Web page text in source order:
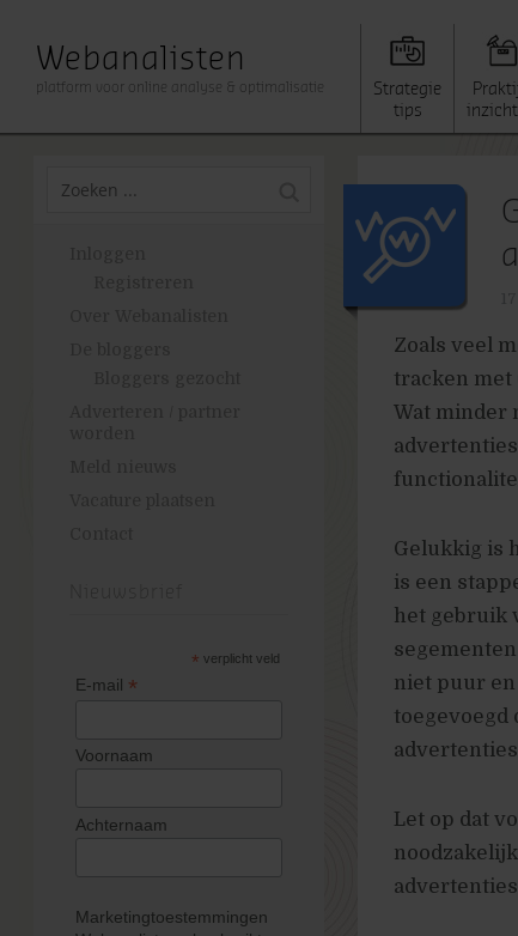
Webanalisten
platform voor online analyse & optimalisatie
Strategie
tips
* verplicht veld
E-mail *
Voornaam
Achternaam
Marketingtoestemmingen
Zoals veel
tracken met
Wat minder
Gelukkig is
is een
het gebruik
niet puur
toegevoegd
Let op dat